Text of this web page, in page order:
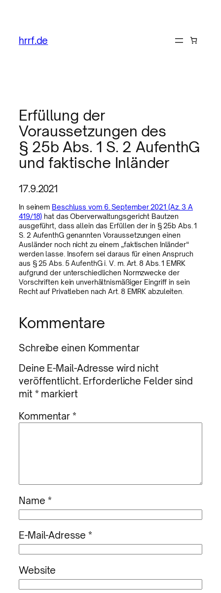
hrrf.de
Erfüllung der
Voraussetzungen des
§ 25b Abs. 1 S. 2 AufenthG
und faktische Inländer
17.9.2021
In seinem Beschluss vom 6. September 2021 (Az. 3 A
419/18) hat das Oberverwaltungsgericht Bautzen
ausgeführt, dass allein das Erfüllen der in § 25b Abs. 1
S. 2 AufenthG genannten Voraussetzungen einen
Ausländer noch nicht zu einem „faktischen Inländer“
werden lasse. Insofern sei daraus für einen Anspruch
aus § 25 Abs. 5 AufenthG i. V. m. Art. 8 Abs. 1 EMRK
aufgrund der unterschiedlichen Normzwecke der
Vorschriften kein unverhältnismäßiger Eingriff in sein
Recht auf Privatleben nach Art. 8 EMRK abzuleiten.
Kommentare
Schreibe einen Kommentar
Deine E-Mail-Adresse wird nicht
veröffentlicht. Erforderliche Felder sind
mit * markiert
Kommentar*
Name *
E-Mail-Adresse *
Website